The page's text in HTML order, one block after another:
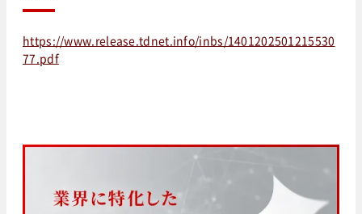
https://www.release.tdnet.info/inbs/1401202501215530
77.pdf